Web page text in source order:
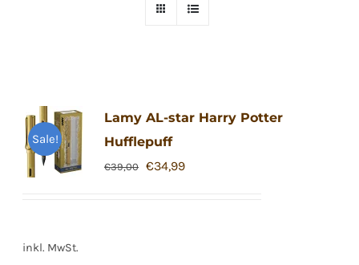
Sale!
Lamy AL-star Harry Potter
Hufflepuff
€39,00 Ursprünglicher
€34,99Aktueller
inkl. MwSt.